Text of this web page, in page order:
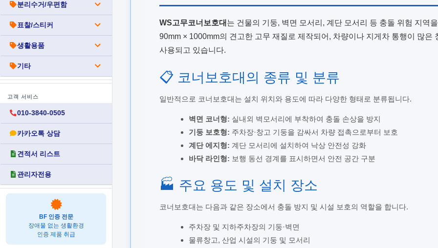
분리수거/우편함
표찰/스티커
생활용품
기타
고객 서비스
010-3840-0505
카카오톡 상담
견적서 리스트
관리자전용
BF 인증 전문
장애물 없는 생활환경
인증 제품 취급
WS고무코너보호대 는 건물의 기둥, 벽면 모서리, 계단 모서리 등 충돌 위험 지역
90mm × 1000mm의 견고한 고무 재질로 제작되어, 차량이나 지게차 통행이 많은
사용되고 있습니다.
📋 코너보호대의 종류 및 분류
일반적으로 코너보호대는 설치 위치와 용도에 따라 다양한 형태로 분류됩니다.
벽면 코너형: 실내외 벽모서리에 부착하여 충돌 손상을 방지
기둥 보호형: 주차장·창고 기둥을 감싸서 차량 접촉으로부터 보호
계단 에지형: 계단 모서리에 설치하여 낙상 안전성 강화
바닥 라인형: 보행 동선 경계를 표시하면서 안전 공간 구분
🏭 주요 용도 및 설치 장소
코너보호대는 다음과 같은 장소에서 충돌 방지 및 시설 보호의 역할을 합니다.
주차장 및 지하주차장의 기둥·벽면
물류창고, 산업 시설의 기둥 및 모서리